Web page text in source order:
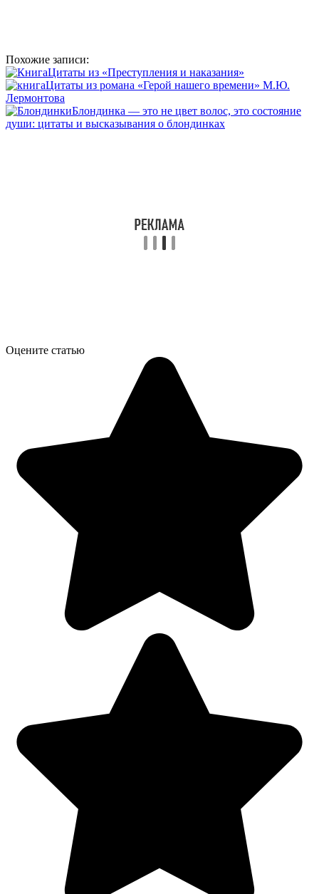
Похожие записи:
Цитаты из «Преступления и наказания»
Цитаты из романа «Герой нашего времени» М.Ю.
Лермонтова
Блондинка — это не цвет волос, это состояние
души: цитаты и высказывания о блондинках
Оцените статью